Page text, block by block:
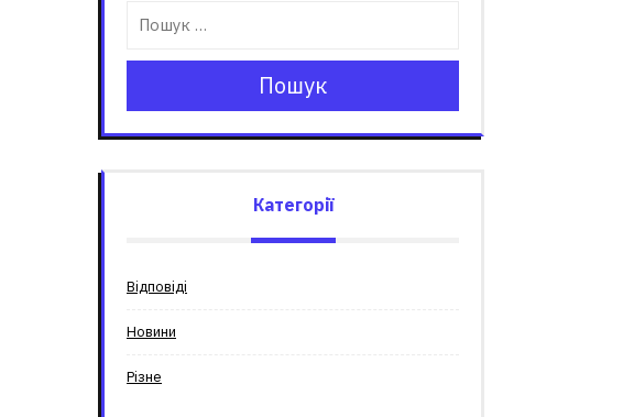
Пошук
Категорії
Відповіді
Новини
Різне